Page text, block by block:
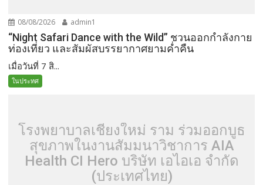
08/08/2026 admin1
“Night Safari Dance with the Wild” ชวนออกกำลังกาย
ท่องเที่ยว และสัมผัสบรรยากาศยามค่ำคืน
เมื่อวันที่ 7 สิ...
ในประทศ
โรงพยาบาลเชียงใหม่ ราม ร่วมออกบูธ
สุขภาพในงานสัมมนาวิชาการ AIA
Health CI Hero บริษัท เอไอเอ จำกัด
(ประเทศไทย)